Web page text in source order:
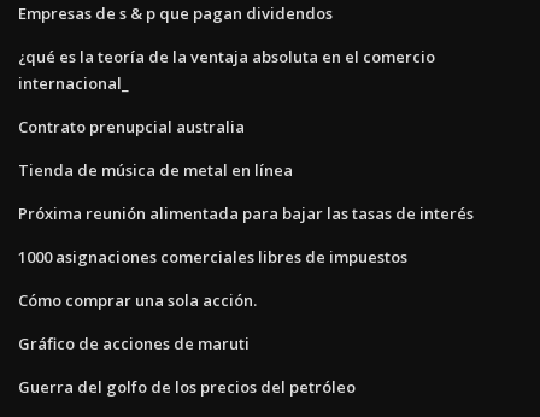
Empresas de s & p que pagan dividendos
¿qué es la teoría de la ventaja absoluta en el comercio
internacional_
Contrato prenupcial australia
Tienda de música de metal en línea
Próxima reunión alimentada para bajar las tasas de interés
1000 asignaciones comerciales libres de impuestos
Cómo comprar una sola acción.
Gráfico de acciones de maruti
Guerra del golfo de los precios del petróleo